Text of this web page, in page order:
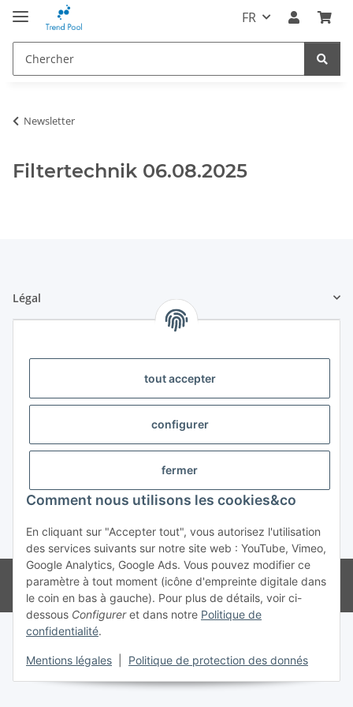
tout accepter
configurer
fermer
Comment nous utilisons les cookies&co
En cliquant sur "Accepter tout", vous autorisez l'utilisation
des services suivants sur notre site web : YouTube, Vimeo,
Google Analytics, Google Ads. Vous pouvez modifier ce
paramètre à tout moment (icône d'empreinte digitale dans
le coin en bas à gauche). Pour plus de détails, voir ci-
dessous Configureret dans notre Politique de
confidentialité.
Mentions légales Politique de protection des donnés
FR
Newsletter
Filtertechnik 06.08.2025
Légal
#global.withdrawalForm#
* Tous les prix s'entendent TVA incluse
© Weinmann GmbH - Alle Rechte vorbehalten -
Alle Angebote richten
sich ausschließlich an registrierte Fachhändler